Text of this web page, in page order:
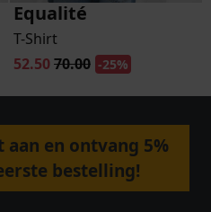
Equalité
T-Shirt
52.5070.00 -25%
aan en ontvang 5%
bestelling!